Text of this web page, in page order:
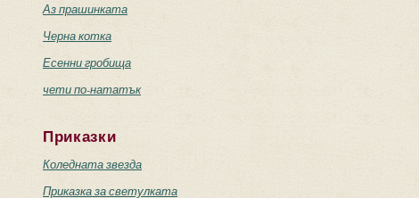
Аз прашинката
Черна котка
Есенни гробища
чети по-нататък
Приказки
Коледната звезда
Приказка за светулката